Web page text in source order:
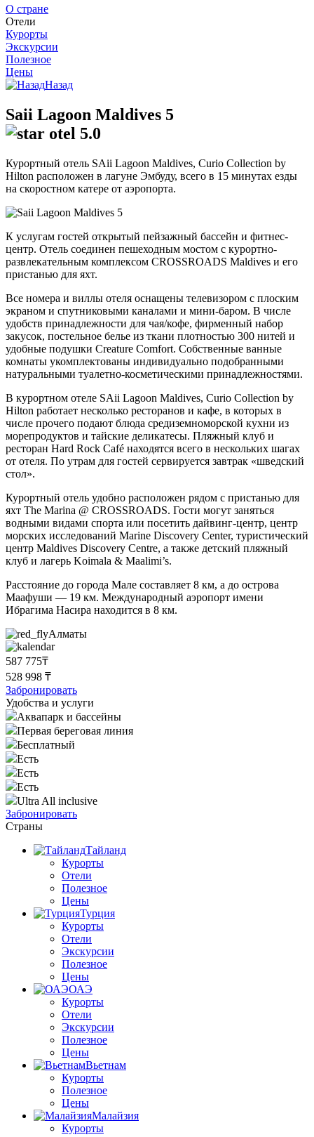
О стране
Отели
Курорты
Экскурсии
Полезное
Цены
Назад
Saii Lagoon Maldives 5
5.0
Курортный отель SAii Lagoon Maldives, Curio Collection by
Hilton расположен в лагуне Эмбуду, всего в 15 минутах езды
на скоростном катере от аэропорта.
К услугам гостей открытый пейзажный бассейн и фитнес-
центр. Отель соединен пешеходным мостом с курортно-
развлекательным комплексом CROSSROADS Maldives и его
пристанью для яхт.
Все номера и виллы отеля оснащены телевизором с плоским
экраном и спутниковыми каналами и мини-баром. В числе
удобств принадлежности для чая/кофе, фирменный набор
закусок, постельное белье из ткани плотностью 300 нитей и
удобные подушки Creature Comfort. Собственные ванные
комнаты укомплектованы индивидуально подобранными
натуральными туалетно-косметическими принадлежностями.
В курортном отеле SAii Lagoon Maldives, Curio Collection by
Hilton работает несколько ресторанов и кафе, в которых в
числе прочего подают блюда средиземноморской кухни из
морепродуктов и тайские деликатесы. Пляжный клуб и
ресторан Hard Rock Café находятся всего в нескольких шагах
от отеля. По утрам для гостей сервируется завтрак «шведский
стол».
Курортный отель удобно расположен рядом с пристанью для
яхт The Marina @ CROSSROADS. Гости могут заняться
водными видами спорта или посетить дайвинг-центр, центр
морских исследований Marine Discovery Center, туристический
центр Maldives Discovery Centre, а также детский пляжный
клуб и лагерь Koimala & Maalimi’s.
Расстояние до города Мале составляет 8 км, а до острова
Маафуши — 19 км. Международный аэропорт имени
Ибрагима Насира находится в 8 км.
Алматы
587 775₸
528 998 ₸
Забронировать
Удобства и услуги
Аквапарк и бассейны
Первая береговая линия
Бесплатный
Есть
Есть
Есть
Ultra All inclusive
Забронировать
Страны
Тайланд
Курорты
Отели
Полезное
Цены
Турция
Курорты
Отели
Экскурсии
Полезное
Цены
ОАЭ
Курорты
Отели
Экскурсии
Полезное
Цены
Вьетнам
Курорты
Полезное
Цены
Малайзия
Курорты